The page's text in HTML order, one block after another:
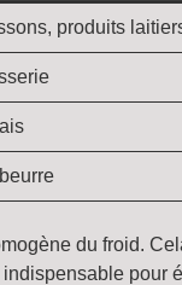
produits
du froid.
pour